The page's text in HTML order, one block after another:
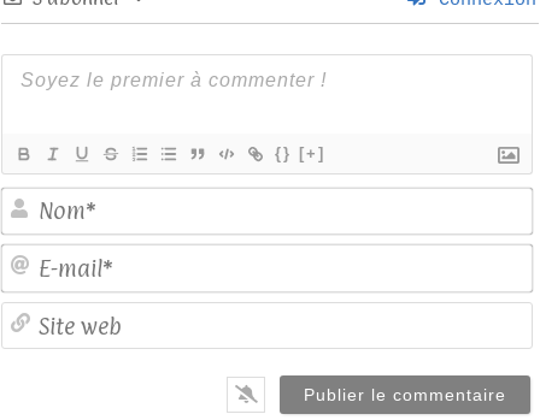
{} [+]